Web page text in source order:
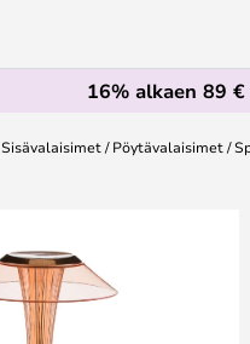
16% alkaen 89 €
Sisävalaisimet Pöytävalaisimet